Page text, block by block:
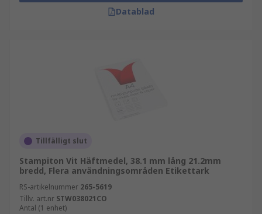
Datablad
Tillfälligt slut
Stampiton Vit Häftmedel, 38.1 mm lång 21.2mm
bredd, Flera användningsområden Etikettark
RS-artikelnummer 265-5619
Tillv. art.nr STW038021CO
Antal (1 enhet)